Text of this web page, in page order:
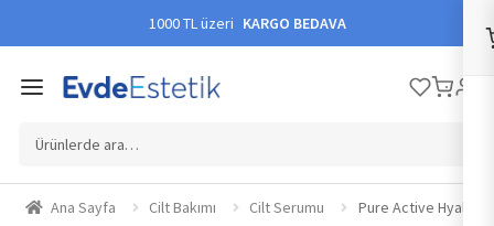
1000 TL üzeri KARGO BEDAVA
Ara:
Ana Sayfa Cilt Bakımı Cilt Serumu Pure Active